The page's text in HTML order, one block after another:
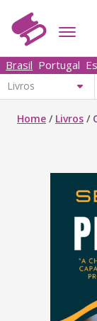
Brasil Portugal
Home / Livros /